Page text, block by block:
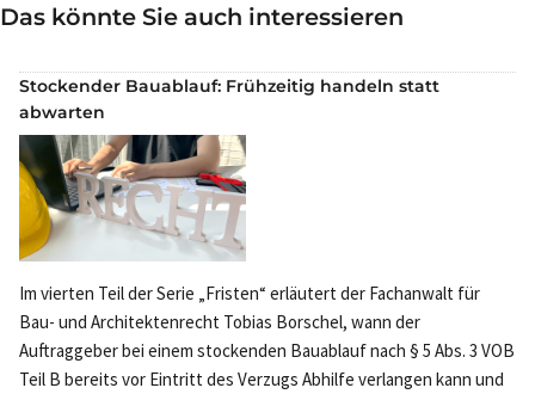
Das könnte Sie auch interessieren
Stockender Bauablauf: Frühzeitig handeln statt
abwarten
Im vierten Teil der Serie „Fristen“ erläutert der Fachanwalt für
Bau- und Architektenrecht Tobias Borschel, wann der
Auftraggeber bei einem stockenden Bauablauf nach § 5 Abs. 3 VOB
Teil B bereits vor Eintritt des Verzugs Abhilfe verlangen kann und